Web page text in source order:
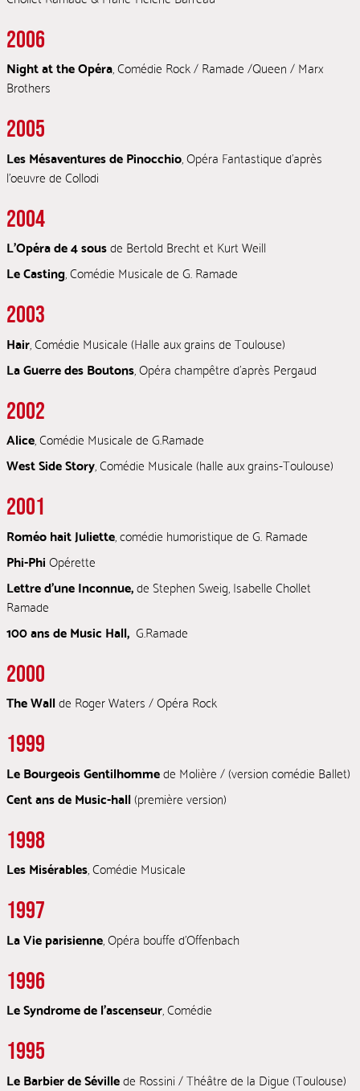
2006
Night at the Opéra, Comédie Rock / Ramade /Queen / Marx
Brothers
2005
Les Mésaventures de Pinocchio, Opéra Fantastique d’après
l’oeuvre de Collodi
2004
L’Opéra de 4 sousde Bertold Brecht et Kurt Weill
Le Casting, Comédie Musicale de G. Ramade
2003
Hair, Comédie Musicale (Halle aux grains de Toulouse)
La Guerre des Boutons, Opéra champêtre d’après Pergaud
2002
Alice, Comédie Musicale de G.Ramade
West Side Story, Comédie Musicale (halle aux grains-Toulouse)
2001
Roméo hait Juliette, comédie humoristique de G. Ramade
Phi-PhiOpérette
Lettre d’une Inconnue,de Stephen Sweig, Isabelle Chollet
Ramade
100 ans de Music Hall, G.Ramade
2000
The Wallde Roger Waters / Opéra Rock
1999
Le Bourgeois Gentilhommede Molière / (version comédie Ballet)
Cent ans de Music-hall(première version)
1998
Les Misérables, Comédie Musicale
1997
La Vie parisienne, Opéra bouffe d’Offenbach
1996
Le Syndrome de l’ascenseur, Comédie
1995
Le Barbier de Sévillede Rossini / Théâtre de la Digue (Toulouse)